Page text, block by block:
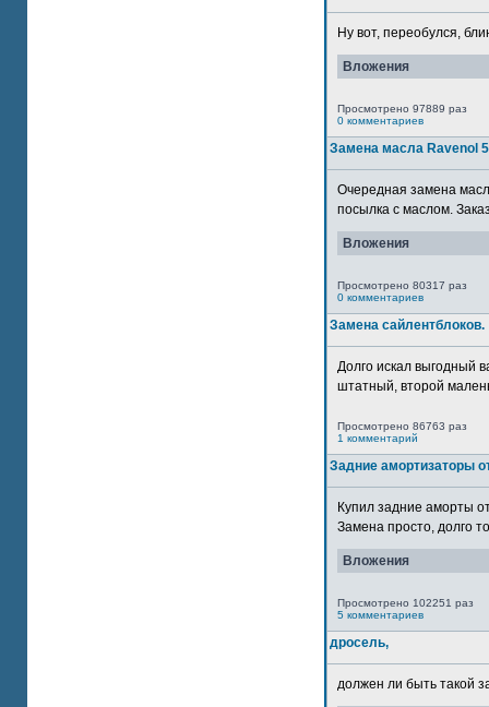
Ну вот, переобулся,
Вложения
Просмотрено 97889 раз
0 комментариев
Замена масла Ravenol
Очередная замена
посылка с маслом.
Вложения
Просмотрено 80317 раз
0 комментариев
Замена сайлентблоков.
Долго искал выгодный
штатный, второй
Просмотрено 86763 раз
1 комментарий
Задние амортизаторы
Купил задние аморты
Замена просто, долго
Вложения
Просмотрено 102251 раз
5 комментариев
дросель,
должен ли быть такой